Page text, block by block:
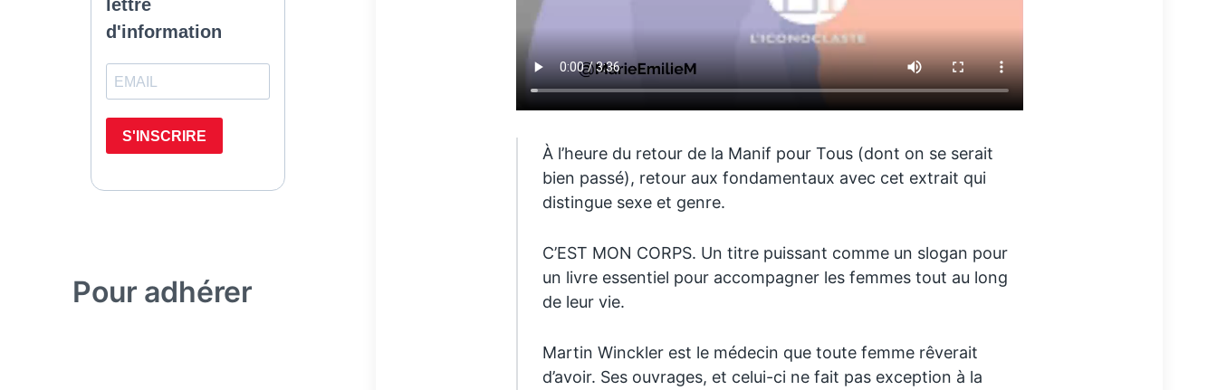
Pour adhérer
À l’heure du retour de la Manif pour Tous (dont on se serait
bien passé), retour aux fondamentaux avec cet extrait qui
distingue sexe et genre.
C’EST MON CORPS. Un titre puissant comme un slogan pour
un livre essentiel pour accompagner les femmes tout au long
de leur vie.
Martin Winckler est le médecin que toute femme rêverait
d’avoir. Ses ouvrages, et celui-ci ne fait pas exception à la